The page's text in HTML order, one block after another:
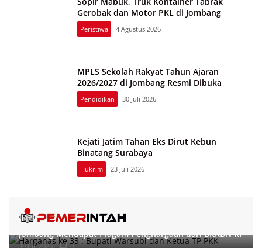
Gerobak dan Motor PKL di Jombang
Peristiwa 4 Agustus 2026
MPLS Sekolah Rakyat Tahun Ajaran
2026/2027 di Jombang Resmi Dibuka
Pendidikan 30 Juli 2026
Kejati Jatim Tahan Eks Dirut Kebun
Binatang Surabaya
Hukrim 23 Juli 2026
Harganas ke 33 : Bupati Warsubi dan Ketua TP PKK
Jombang Mendapat Piagam Penghargaan dari BKKBN RI
30 Juli 2026 0